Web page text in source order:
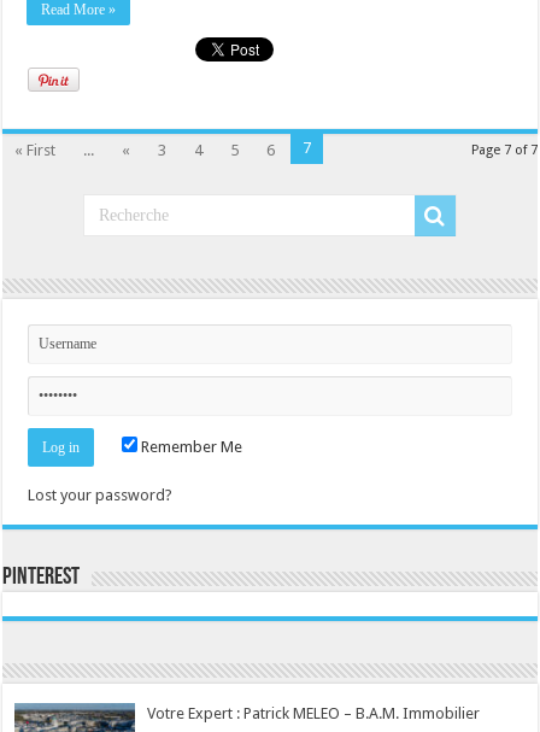
Read More »
Page 7 of 7
« First ... « 3 4 5 6 7
Remember Me
Lost your password?
Pinterest
Votre Expert : Patrick MELEO – B.A.M. Immobilier